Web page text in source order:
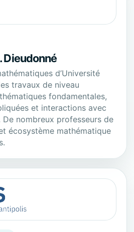
Dieudonné
d’Université
travaux de niveau
fondamentales,
et interactions avec
De nombreux professeurs de
écosystème mathématique